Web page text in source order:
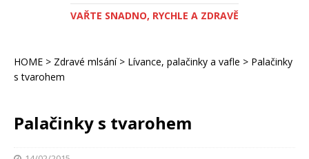
VAŘTE SNADNO, RYCHLE A ZDRAVĚ
HOME > Zdravé mlsání> Lívance, palačinky a vafle > Palačinky
s tvarohem
Palačinky s tvarohem